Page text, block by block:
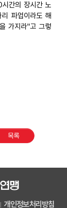
간의 장시간 노
파업이라도 해
가지라"고 그렇
목록
개인정보처리방침